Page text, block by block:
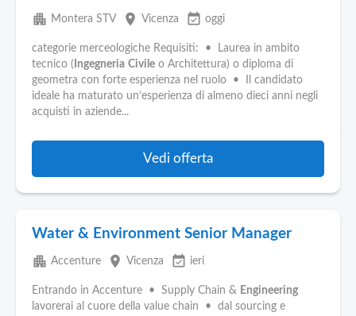
apartment Montera STV place Vicenza event_available oggi
categorie merceologiche Requisiti: • Laurea in ambito
tecnico ( Ingegneria Civile o Architettura) o diploma di
geometra con forte esperienza nel ruolo • Il candidato
ideale ha maturato un’esperienza di almeno dieci anni negli
acquisti in aziende...
Vedi offerta
Water & Environment Senior Manager
apartment Accenture place Vicenza event_available ieri
Entrando in Accenture • Supply Chain & Engineering
lavorerai al cuore della value chain • dal sourcing e